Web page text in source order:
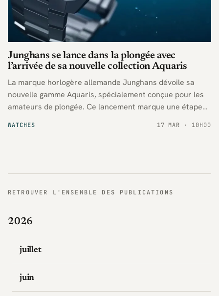
WATCHES
Junghans se lance dans la plongée avec
l’arrivée de sa nouvelle collection Aquaris
La marque horlogère allemande Junghans dévoile sa
nouvelle gamme Aquaris, spécialement conçue pour les
amateurs de plongée. Ce lancement marque une étape
17 MAR · 10H00
RETROUVER L'ENSEMBLE DES PUBLICATIONS
2026
juillet
juin